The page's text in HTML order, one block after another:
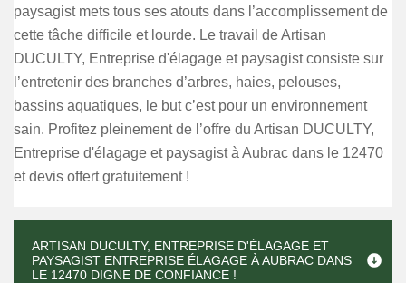
paysagist mets tous ses atouts dans l’accomplissement de
cette tâche difficile et lourde. Le travail de Artisan
DUCULTY, Entreprise d'élagage et paysagist consiste sur
l’entretenir des branches d’arbres, haies, pelouses,
bassins aquatiques, le but c’est pour un environnement
sain. Profitez pleinement de l’offre du Artisan DUCULTY,
Entreprise d'élagage et paysagist à Aubrac dans le 12470
et devis offert gratuitement !
ARTISAN DUCULTY, ENTREPRISE D'ÉLAGAGE ET
PAYSAGIST ENTREPRISE ÉLAGAGE À AUBRAC DANS
LE 12470 DIGNE DE CONFIANCE !